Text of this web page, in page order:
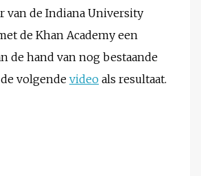
van de Indiana University
de Khan Academy een
de hand van nog bestaande
volgende video als resultaat.